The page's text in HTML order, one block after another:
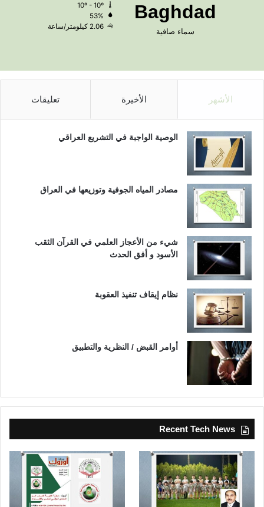
Baghdad
سماء صافية
53%
2.06 كيلومتر/ساعة
الأشهر الأخيرة تعليقات
الوصية الواجبة في التشريع العراقي
مصادر المياه الجوفية وتوزيعها في العراق
شيء من الأعجاز العلمي في القرآن الثقب
الأسود و أفق الحدث
نظام إيقاف تنفيذ العقوبة
أوامر القبض / النظرية والتطبيق
Recent Tech News